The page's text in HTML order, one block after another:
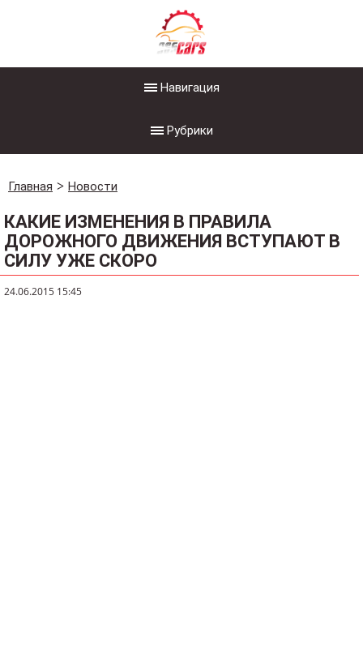
Навигация
Рубрики
Главная Новости
КАКИЕ ИЗМЕНЕНИЯ В ПРАВИЛА
ДОРОЖНОГО ДВИЖЕНИЯ ВСТУПАЮТ В
СИЛУ УЖЕ СКОРО
24.06.2015 15:45